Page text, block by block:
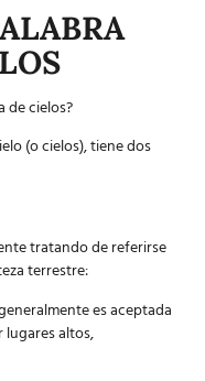
de cielos?
(o cielos), tiene dos
tratando de referirse
terrestre:
es aceptada
altos,